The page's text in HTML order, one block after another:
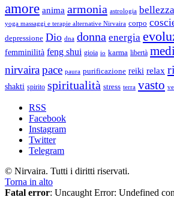
amore anima armonia astrologia bellezza
yoga massaggi e terapie alternative Nirvaira corpo
depressione Dio dna donna energia
femminilità feng shui gioia io karma libertà
nirvairapace paura purificazione reiki relax
shakti spirito spiritualità stress terra vasto
RSS
Facebook
Instagram
Twitter
Telegram
© Nirvaira. Tutti i diritti riservati.
Torna in alto
Fatal error: Uncaught Error: Undefined